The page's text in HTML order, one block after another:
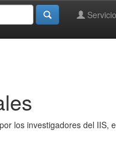
los investigadores del IIS,